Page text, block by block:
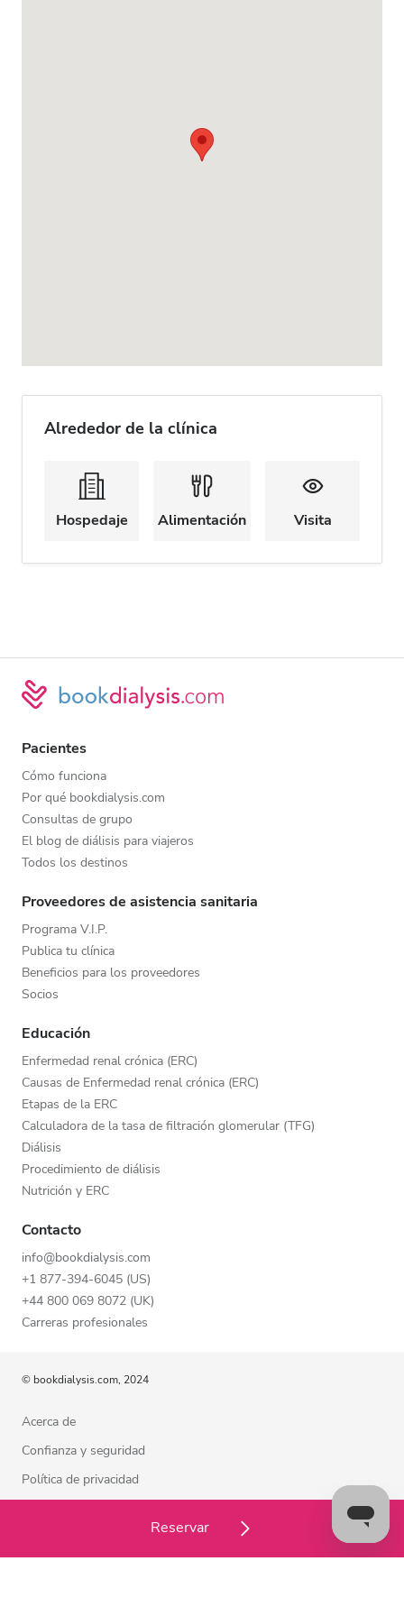
Alrededor de la clínica
Hospedaje Alimentación Visita
Reservar
Pacientes
Cómo funciona
Por qué bookdialysis.com
Consultas de grupo
El blog de diálisis para viajeros
Todos los destinos
Proveedores de asistencia sanitaria
Programa V.I.P.
Publica tu clínica
Beneficios para los proveedores
Socios
Educación
Enfermedad renal crónica (ERC)
Causas de Enfermedad renal crónica (ERC)
Etapas de la ERC
Calculadora de la tasa de filtración glomerular (TFG)
Diálisis
Procedimiento de diálisis
Nutrición y ERC
Contacto
info@bookdialysis.com
+1 877-394-6045 (US)
+44 800 069 8072 (UK)
Carreras profesionales
© bookdialysis.com, 2024
Acerca de
Confianza y seguridad
Política de privacidad